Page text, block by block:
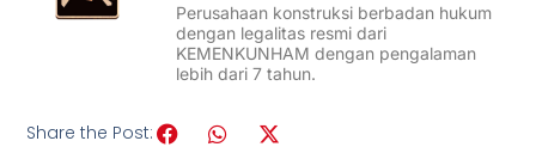
Perusahaan konstruksi berbadan hukum
dengan legalitas resmi dari
KEMENKUNHAM dengan pengalaman
lebih dari 7 tahun.
Share the Post: